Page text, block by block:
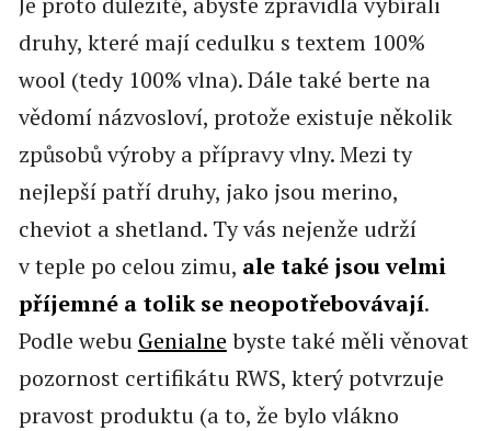
druhy, které mají cedulku s textem 100%
wool (tedy 100% vlna). Dále také berte na
vědomí názvosloví, protože existuje několik
způsobů výroby a přípravy vlny. Mezi ty
nejlepší patří druhy, jako jsou merino,
cheviot a shetland. Ty vás nejenže udrží
v teple po celou zimu, ale také jsou velmi
příjemné a tolik se neopotřebovávají.
Podle webu Genialne byste také měli věnovat
pozornost certifikátu RWS, který potvrzuje
pravost produktu (a to, že bylo vlákno